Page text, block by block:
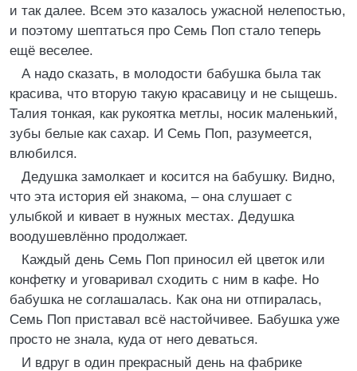
и так далее. Всем это казалось ужасной нелепостью,
и поэтому шептаться про Семь Поп стало теперь
ещё веселее.
А надо сказать, в молодости бабушка была так
красива, что вторую такую красавицу и не сыщешь.
Талия тонкая, как рукоятка метлы, носик маленький,
зубы белые как сахар. И Семь Поп, разумеется,
влюбился.
Дедушка замолкает и косится на бабушку. Видно,
что эта история ей знакома, – она слушает с
улыбкой и кивает в нужных местах. Дедушка
воодушевлённо продолжает.
Каждый день Семь Поп приносил ей цветок или
конфетку и уговаривал сходить с ним в кафе. Но
бабушка не соглашалась. Как она ни отпиралась,
Семь Поп приставал всё настойчивее. Бабушка уже
просто не знала, куда от него деваться.
И вдруг в один прекрасный день на фабрике